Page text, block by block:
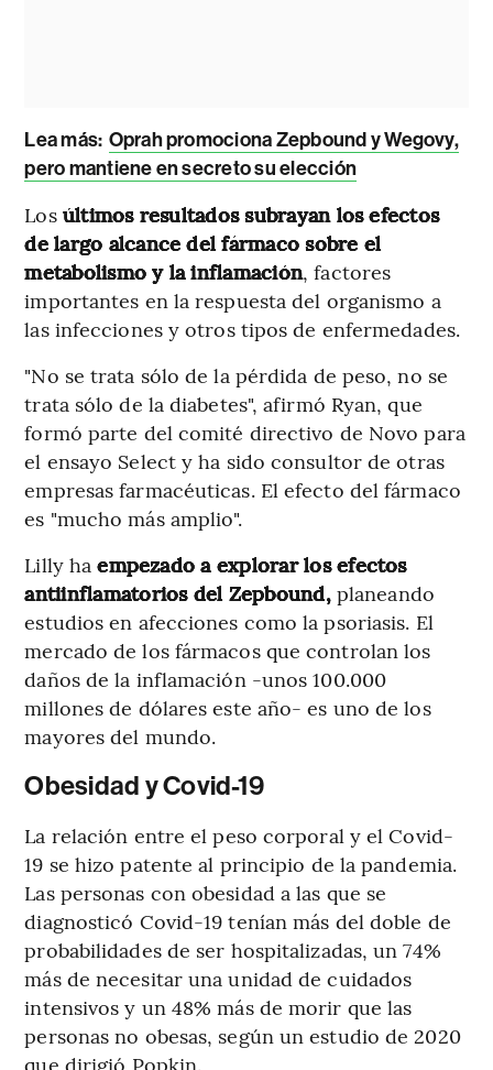
Lea más: Oprah promociona Zepbound y Wegovy,
pero mantiene en secreto su elección
Los últimos resultados subrayan los efectos
de largo alcance del fármaco sobre el
metabolismo y la inflamación, factores
importantes en la respuesta del organismo a
las infecciones y otros tipos de enfermedades.
"No se trata sólo de la pérdida de peso, no se
trata sólo de la diabetes", afirmó Ryan, que
formó parte del comité directivo de Novo para
el ensayo Select y ha sido consultor de otras
empresas farmacéuticas. El efecto del fármaco
es "mucho más amplio".
Lilly haempezado a explorar los efectos
antiinflamatorios del Zepbound,planeando
estudios en afecciones como la psoriasis. El
mercado de los fármacos que controlan los
daños de la inflamación -unos 100.000
millones de dólares este año- es uno de los
mayores del mundo.
Obesidad y Covid-19
La relación entre el peso corporal y el Covid-
19 se hizo patente al principio de la pandemia.
Las personas con obesidad a las que se
diagnosticó Covid-19 tenían más del doble de
probabilidades de ser hospitalizadas, un 74%
más de necesitar una unidad de cuidados
intensivos y un 48% más de morir que las
personas no obesas, según un estudio de 2020
que dirigió Popkin.